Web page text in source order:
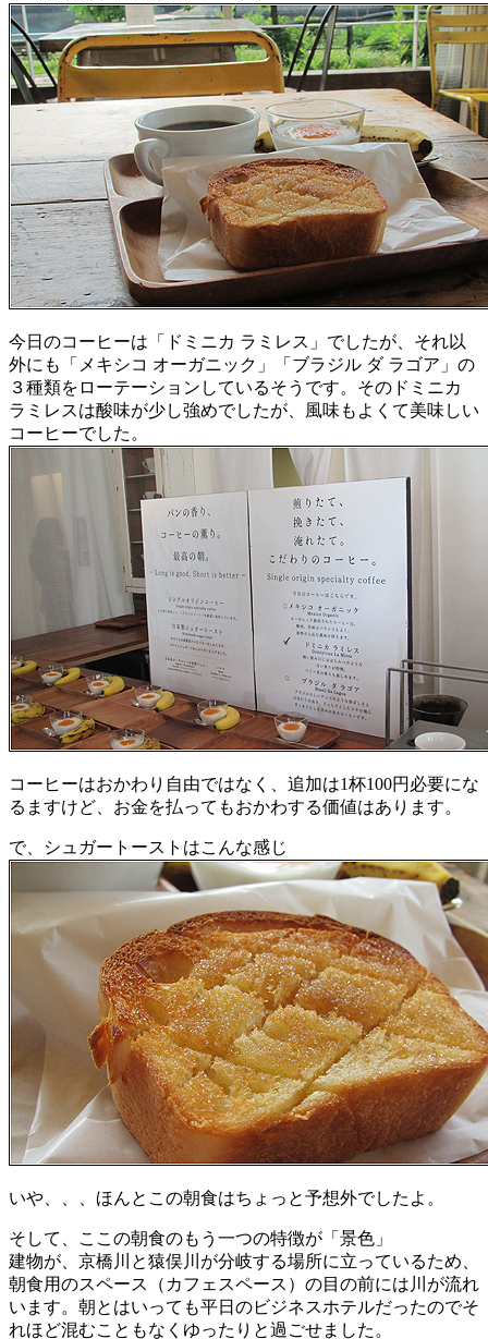
今日のコーヒーは「ドミニカ ラミレス」でしたが、それ以
外にも「メキシコ オーガニック」「ブラジル ダ ラゴア」の
３種類をローテーションしているそうです。そのドミニカ
ラミレスは酸味が少し強めでしたが、風味もよくて美味しい
コーヒーでした。
コーヒーはおかわり自由ではなく、追加は1杯100円必要にな
るますけど、お金を払ってもおかわする価値はあります。
で、シュガートーストはこんな感じ
いや、、、ほんとこの朝食はちょっと予想外でしたよ。
そして、ここの朝食のもう一つの特徴が「景色」
建物が、京橋川と猿俣川が分岐する場所に立っているため、
朝食用のスペース（カフェスペース）の目の前には川が流れ
います。朝とはいっても平日のビジネスホテルだったのでそ
れほど混むこともなくゆったりと過ごせました。